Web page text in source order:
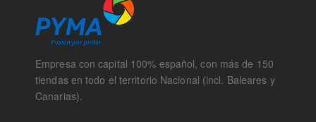
Empresa con capital 100% español, con más de 150
tiendas en todo el territorio Nacional (incl. Baleares y
Canarias).